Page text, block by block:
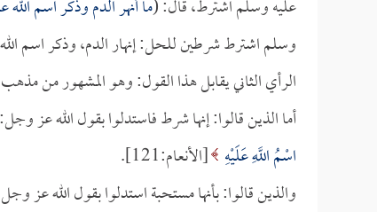
عليه وسلم اشترط، قال: (ما أنهر الدم وذكر اسم
وسلم اشترط شرطين للحل: إنهار الدم، وذكر اسم
الرأي الثاني يقابل هذا القول: وهو المشهور من مذهب
أما الذين قالوا: إنها شرط فاستدلوا بقول الله عز وجل:
اسْمُ اللَّهِ عَلَيْهِ [الأنعام:121].
والذين قالوا: بأنها مستحبة استدلوا بقول الله عز